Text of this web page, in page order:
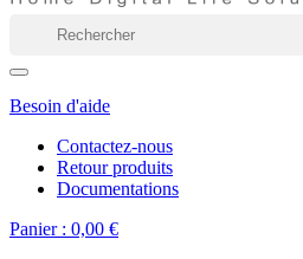
Besoin d'aide
Contactez-nous
Retour produits
Documentations
Panier : 0,00 €